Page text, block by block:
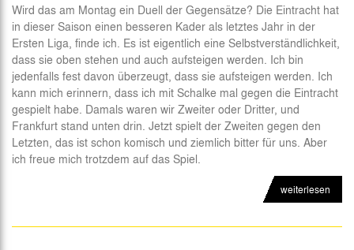
Wird das am Montag ein Duell der Gegensätze? Die Eintracht hat
in dieser Saison einen besseren Kader als letztes Jahr in der
Ersten Liga, finde ich. Es ist eigentlich eine Selbstverständlichkeit,
dass sie oben stehen und auch aufsteigen werden. Ich bin
jedenfalls fest davon überzeugt, dass sie aufsteigen werden. Ich
kann mich erinnern, dass ich mit Schalke mal gegen die Eintracht
gespielt habe. Damals waren wir Zweiter oder Dritter, und
Frankfurt stand unten drin. Jetzt spielt der Zweiten gegen den
Letzten, das ist schon komisch und ziemlich bitter für uns. Aber
ich freue mich trotzdem auf das Spiel.
weiterlesen